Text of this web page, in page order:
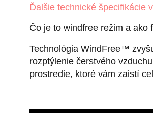
Ďalšie technické špecifikácie
Čo je to windfree režim a ako
Technológia WindFree™
rozptýlenie čerstvého
prostredie, ktoré vám zaistí